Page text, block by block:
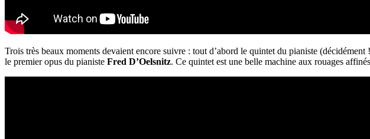
Trois très beaux moments devaient encore suivre : tout d’abord le quintet du pianiste (décidément
le premier opus du pianiste Fred D’Oelsnitz. Ce quintet est une belle machine aux rouages